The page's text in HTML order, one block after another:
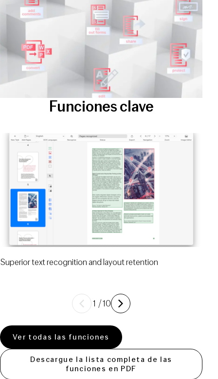
Funciones clave
Open large image
Superior text recognition and layout retention
Previous
1 /10 Siguiente
Ver todas las funciones
Descargue la lista completa de las
funciones en PDF